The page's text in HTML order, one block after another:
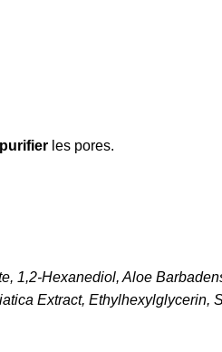
purifier les pores.
1,2-Hexanediol, Aloe
Extract, Ethylhexylglycerin,